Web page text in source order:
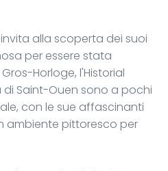
alla scoperta dei suoi
per essere stata
Horloge, l'Historial
Saint-Ouen sono a pochi
con le sue affascinanti
ambiente pittoresco per